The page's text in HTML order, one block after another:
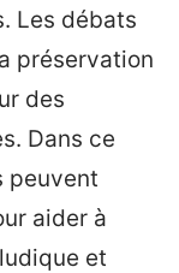
Les débats
préservation
des
Dans ce
peuvent
aider à
et